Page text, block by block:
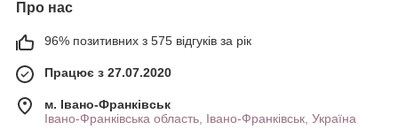
Про нас
96% позитивних з 575 відгуків за рік
Працює з 27.07.2020
м. Івано-Франківськ
Івано-Франківська область, Івано-Франківськ, Україна